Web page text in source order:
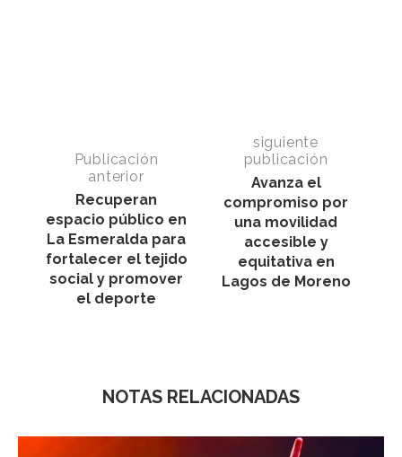
Publicación
anterior
Recuperan
espacio público en
La Esmeralda para
fortalecer el tejido
social y promover
el deporte
siguiente
publicación
Avanza el
compromiso por
una movilidad
accesible y
equitativa en
Lagos de Moreno
NOTAS RELACIONADAS